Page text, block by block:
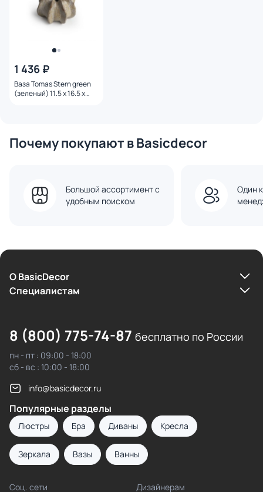
1 436 ₽
Ваза Tomas Stern green
(зеленый) 11.5 x 16.5 x
Почему покупают в Basicdecor
Большой ассортимент с
удобным поиском
Один
О BasicDecor
Cпециалистам
8 (800) 775-74-87 бесплатно по России
пн - пт : 09:00 - 18:00
сб - вс : 10:00 - 18:00
info@basicdecor.ru
Популярные разделы
Люстры Бра Диваны Кресла
Зеркала Вазы Ванны
Соц. сети Дизайнерам